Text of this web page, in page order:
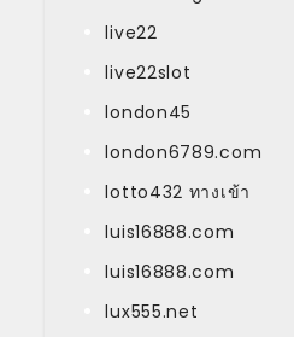
live22
live22slot
london45
london6789.com
lotto432 ทางเข้า
luis16888.com
luis16888.com
lux555.net